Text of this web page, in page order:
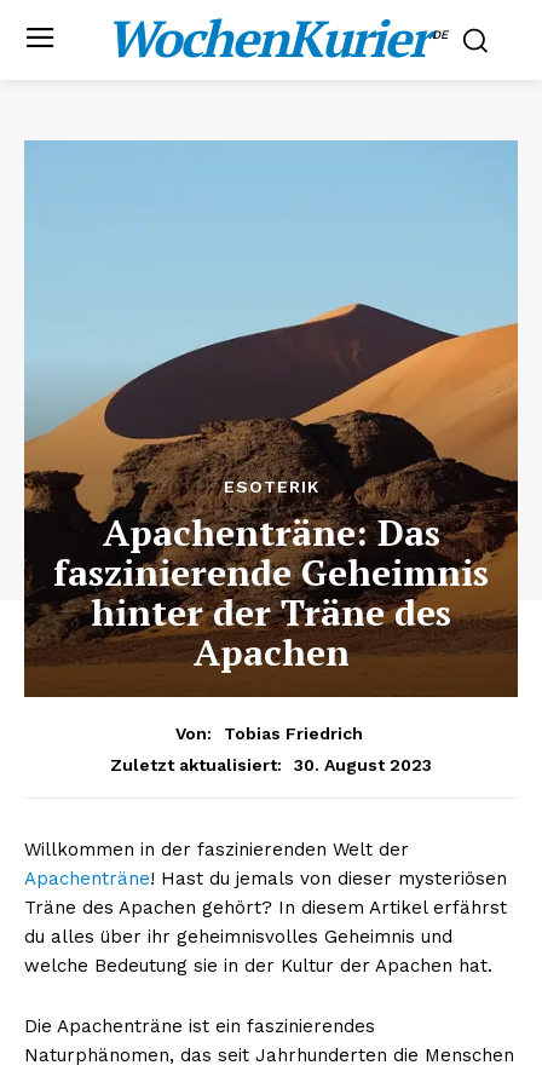
WochenKurier.DE
ESOTERIK
Apachenträne: Das
faszinierende Geheimnis
hinter der Träne des
Apachen
Von:
Tobias Friedrich
Zuletzt aktualisiert:
30. August 2023
Willkommen in der faszinierenden Welt der
Apachenträne! Hast du jemals von dieser mysteriösen
Träne des Apachen gehört? In diesem Artikel erfährst
du alles über ihr geheimnisvolles Geheimnis und
welche Bedeutung sie in der Kultur der Apachen hat.
Die Apachenträne ist ein faszinierendes
Naturphänomen, das seit Jahrhunderten die Menschen